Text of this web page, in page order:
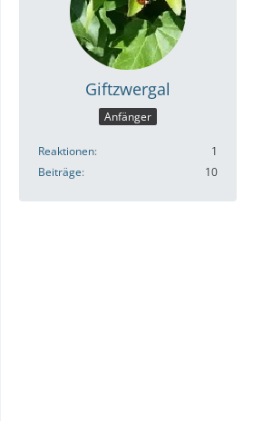
Giftzwergal
Anfänger
Reaktionen
1
Beiträge
10